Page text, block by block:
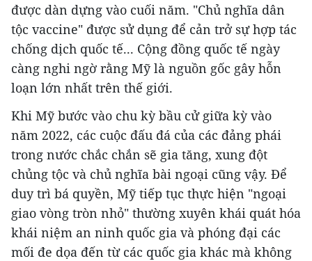
được dàn dựng vào cuối năm. "Chủ nghĩa dân
tộc vaccine" được sử dụng để cản trở sự hợp tác
chống dịch quốc tế... Cộng đồng quốc tế ngày
càng nghi ngờ rằng Mỹ là nguồn gốc gây hỗn
loạn lớn nhất trên thế giới.
Khi Mỹ bước vào chu kỳ bầu cử giữa kỳ vào
năm 2022, các cuộc đấu đá của các đảng phái
trong nước chắc chắn sẽ gia tăng, xung đột
chủng tộc và chủ nghĩa bài ngoại cũng vậy. Để
duy trì bá quyền, Mỹ tiếp tục thực hiện "ngoại
giao vòng tròn nhỏ" thường xuyên khái quát hóa
khái niệm an ninh quốc gia và phóng đại các
mối đe dọa đến từ các quốc gia khác mà không